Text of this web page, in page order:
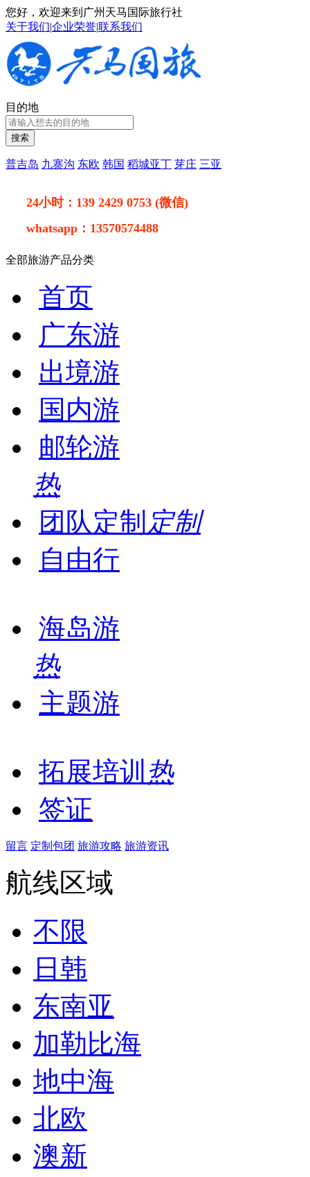
您好，欢迎来到广州天马国际旅行社
关于我们|企业荣誉|联系我们
目的地
搜索
普吉岛 九寨沟 东欧 韩国 稻城亚丁 芽庄 三亚
24小时： 139 2429 0753 (微信)
whatsapp： 13570574488
全部旅游产品分类
首页
广东游
出境游
国内游
邮轮游
热
团队定制 定制
自由行
海岛游
热
主题游
拓展培训 热
签证
留言 定制包团 旅游攻略 旅游资讯
航线区域
不限
日韩
东南亚
加勒比海
地中海
北欧
澳新